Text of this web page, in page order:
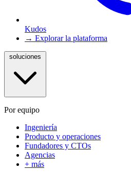
Kudos
→ Explorar la plataforma
Por equipo
Ingeniería
Producto y operaciones
Fundadores y CTOs
Agencias
+ más